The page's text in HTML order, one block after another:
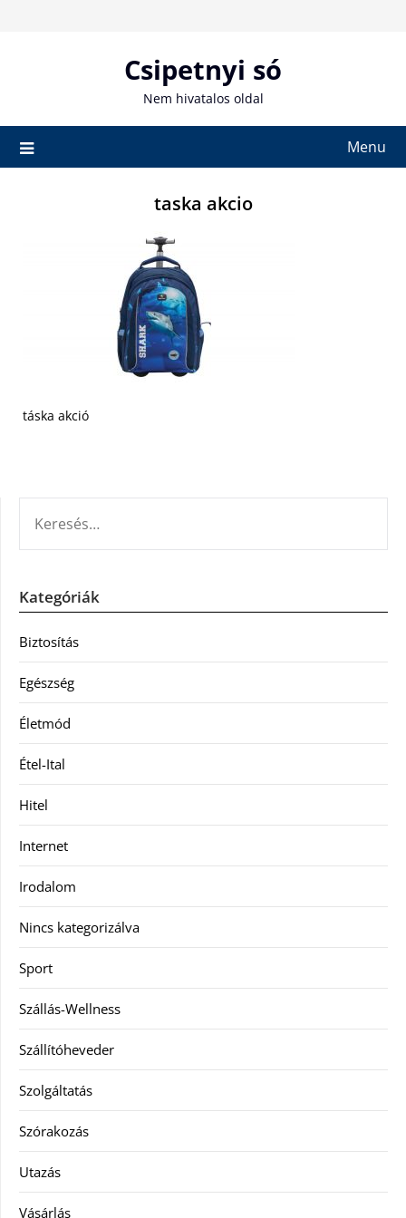
Csipetnyi só
Nem hivatalos oldal
Menu
taska akcio
táska akció
Kategóriák
Biztosítás
Egészség
Életmód
Étel-Ital
Hitel
Internet
Irodalom
Nincs kategorizálva
Sport
Szállás-Wellness
Szállítóheveder
Szolgáltatás
Szórakozás
Utazás
Vásárlás